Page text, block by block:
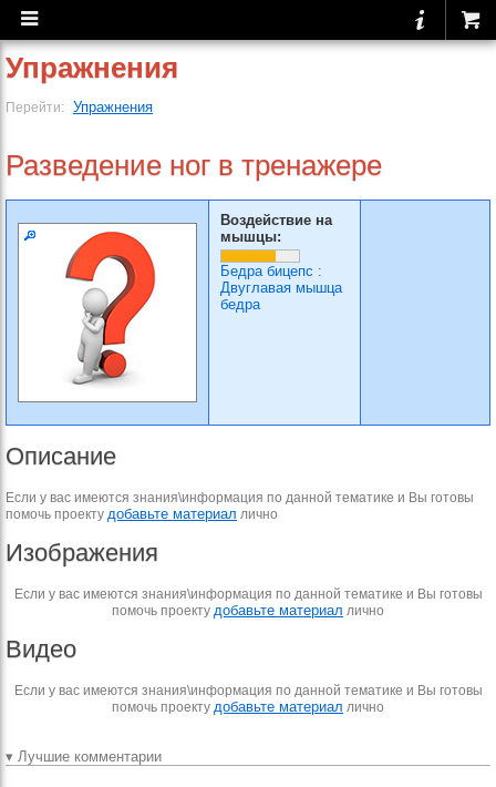
Упражнения
Перейти: Упражнения
Разведение ног в тренажере
Воздействие на
мышцы:
Бедра бицепс :
Двуглавая мышца
бедра
Описание
Если у вас имеются знания\информация по данной тематике и Вы готовы
помочь проекту добавьте материал лично
Изображения
Если у вас имеются знания\информация по данной тематике и Вы готовы
помочь проекту добавьте материал лично
Видео
Если у вас имеются знания\информация по данной тематике и Вы готовы
помочь проекту добавьте материал лично
▾ Лучшие комментарии